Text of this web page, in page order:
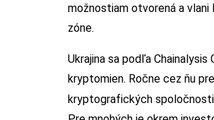
možnostiam otvorená a vlani
zóne.
Ukrajina sa podľa
kryptomien. Ročne cez ňu
kryptografických